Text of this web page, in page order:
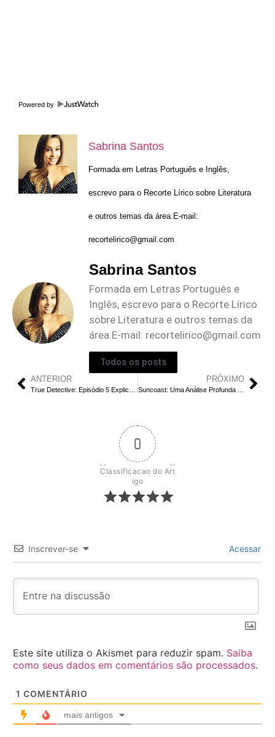
Powered by
Sabrina Santos
Formada em Letras Português e Inglês,
escrevo para o Recorte Lírico sobre Literatura
e outros temas da área.E-mail:
recortelirico@gmail.com
Sabrina Santos
Formada em Letras Português e
Inglês, escrevo para o Recorte Lírico
sobre Literatura e outros temas da
área.E-mail: recortelirico@gmail.com
Todos os posts
ANTERIOR PRÓXIMO
0
Classificacao do Art
igo
Inscrever-se Acessar
Este site utiliza o Akismet para reduzir spam. Saiba
como seus dados em comentários são processados.
1 COMENTÁRIO
mais antigos